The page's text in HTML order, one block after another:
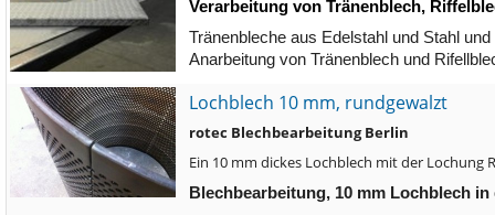
Verarbeitung von Tränenblech,
Tränenbleche aus Edelstahl und Stahl
Anarbeitung von Tränenblech und
Lochblech 10 mm, rundgewalzt
rotec Blechbearbeitung Berlin
Ein 10 mm dickes Lochblech mit der Lochung
Blechbearbeitung, 10 mm Lochblech